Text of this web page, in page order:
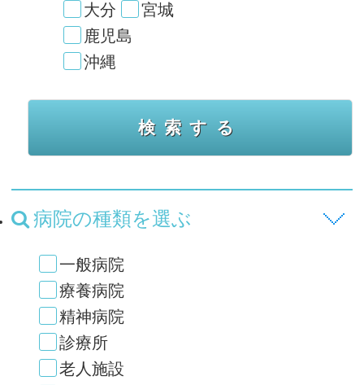
大分
宮城
鹿児島
沖縄
病院の種類を選ぶ
一般病院
療養病院
精神病院
診療所
老人施設